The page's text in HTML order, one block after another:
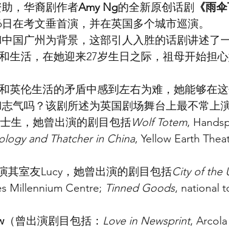
，华裔剧作者Amy Ng的全新原创话剧
《雨
在考文垂首演，并在英国多个城市巡演。
国广州为背景，这部引人入胜的话剧讲述了
生活，在她迎来27岁生日之际，祖母开始担
英伦生活的矛盾中感到左右为难，她能够在
气吗？该剧所述为英国剧场舞台上最不常上
生，她曾出演的剧目包括Wolf Totem,
and Thatcher in China, Yellow Earth
其室友Lucy，她曾出演的剧目包括City of the
Millennium Centre; Tinned Goods, national
（曾出演剧目包括： Love in Newsprint,